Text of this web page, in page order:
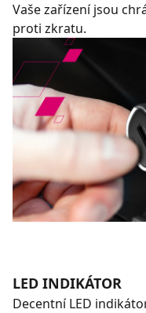
Vaše zařízení jsou
proti zkratu.
LED INDIKÁTOR
Decentní LED